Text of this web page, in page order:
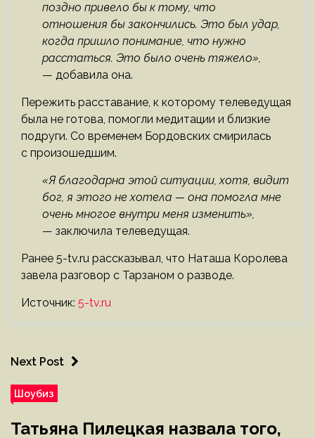
поздно привело бы к тому, что
отношения бы закончились. Это был удар,
когда пришло понимание, что нужно
расстаться. Это было очень тяжело»,
— добавила она.
Пережить расставание, к которому телеведущая
была не готова, помогли медитации и близкие
подруги. Со временем Бордовских смирилась
с произошедшим.
«Я благодарна этой ситуации, хотя, видит
бог, я этого не хотела — она помогла мне
очень многое внутри меня изменить»,
— заключила телеведущая.
Ранее 5-tv.ru рассказывал, что Наташа Королева
завела разговор с Тарзаном о разводе.
Источник: 5-tv.ru
Next Post
Шоубиз
Татьяна Пилецкая назвала того,